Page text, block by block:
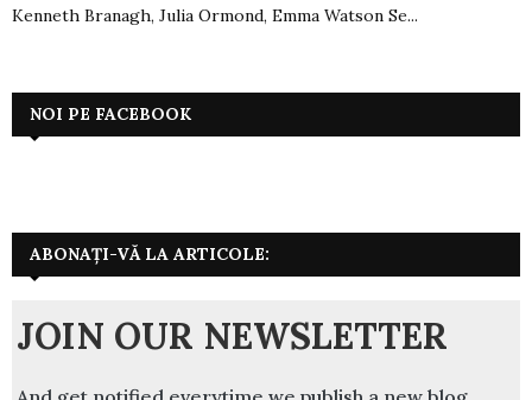
Kenneth Branagh, Julia Ormond, Emma Watson Se...
NOI PE FACEBOOK
ABONAȚI-VĂ LA ARTICOLE:
JOIN OUR NEWSLETTER